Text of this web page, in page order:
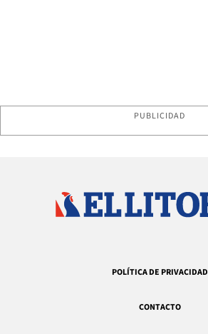
PUBLICIDAD
POLÍTICA DE PRIVACIDAD
CONTACTO